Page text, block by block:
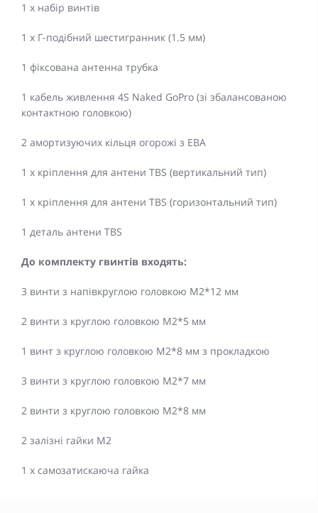
1 х набір винтів
1 х Г-подібний шестигранник (1.5 мм)
1 фіксована антенна трубка
1 кабель живлення 4S Naked GoPro (зі збалансованою
контактною головкою)
2 амортизуючих кільця огорожі з ЕВА
1 х кріплення для антени TBS (вертикальний тип)
1 х кріплення для антени TBS (горизонтальний тип)
1 деталь антени TBS
До комплекту гвинтів входять:
3 винти з напівкруглою головкою M2*12 мм
2 винти з круглою головкою M2*5 мм
1 винт з круглою головкою M2*8 мм з прокладкою
3 винти з круглою головкою M2*7 мм
2 винти з круглою головкою M2*8 мм
2 залізні гайки M2
1 х самозатискаюча гайка